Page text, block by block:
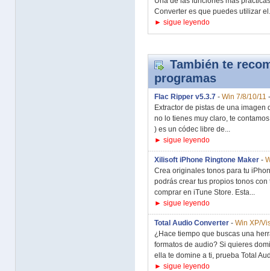
Converter es que puedes utilizar
► sigue leyendo
También te
programas
Flac Ripper v5.3.7 - Win 7/8/10/11
Extractor de pistas de una imagen
no lo tienes muy claro, te
) es un códec libre de...
► sigue leyendo
Xilisoft iPhone Ringtone Maker -
Crea originales tonos para tu
podrás crear tus propios tonos
comprar en iTune Store. Esta...
► sigue leyendo
Total Audio Converter - Win XP/
¿Hace tiempo que buscas una
formatos de audio? Si quieres
ella te domine a ti, prueba Total
► sigue leyendo